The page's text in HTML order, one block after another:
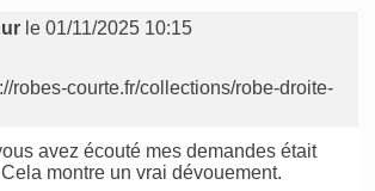
le 01/11/2025 10:15
robes-courte.fr/collections/robe-droite-
avez écouté mes demandes était
montre un vrai dévouement.